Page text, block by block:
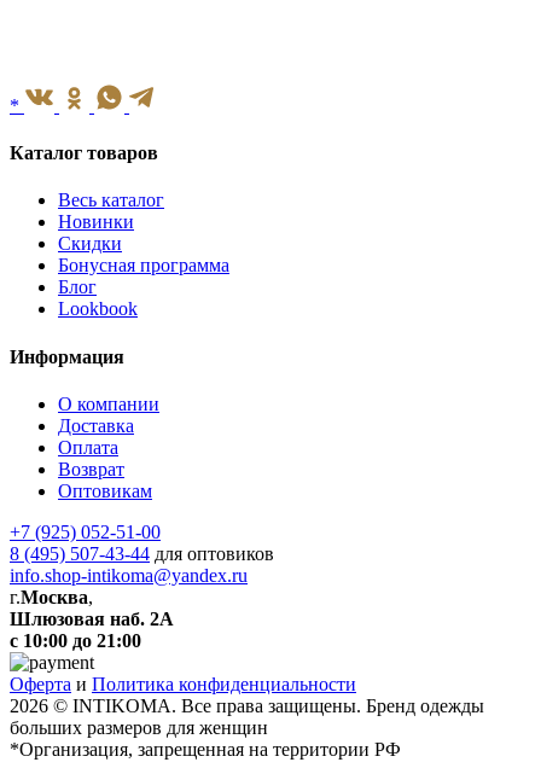
*
Каталог товаров
Весь каталог
Новинки
Скидки
Бонусная программа
Блог
Lookbook
Информация
О компании
Доставка
Оплата
Возврат
Оптовикам
+7 (925) 052-51-00
8 (495) 507-43-44 для оптовиков
info.shop-intikoma@yandex.ru
г.Москва,
Шлюзовая наб. 2А
с 10:00 до 21:00
Оферта и Политика конфиденциальности
2026 © INTIKOMA. Все права защищены. Бренд одежды
больших размеров для женщин
*Организация, запрещенная на территории РФ